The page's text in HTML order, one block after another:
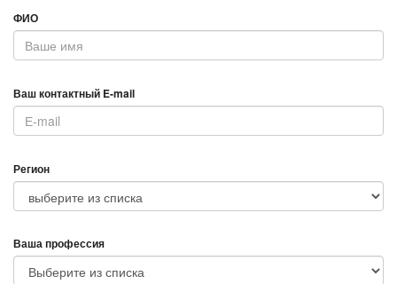
ФИО
аш контактный E-mail
Регион
аша профессия